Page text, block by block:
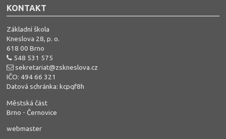
KONTAKT
Základní škola
Kneslova 28, p. o.
618 00 Brno
548 531 575
sekretariat@zskneslova.cz
IČO: 494 66 321
Datová schránka: kcpqf8h
Městská část
Brno - Černovice
webmaster